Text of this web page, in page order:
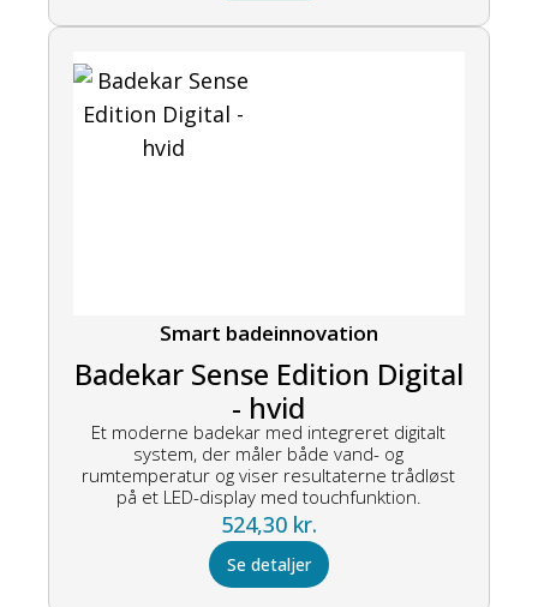
Smart badeinnovation
Badekar Sense Edition Digital
- hvid
Et moderne badekar med integreret digitalt
system, der måler både vand- og
rumtemperatur og viser resultaterne trådløst
på et LED-display med touchfunktion.
524,30 kr.
Se detaljer